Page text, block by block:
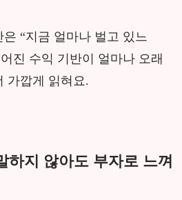
“지금 얼마나 벌고 있느
진 수익 기반이 얼마나 오래
가깝게 읽혀요.
하지 않아도 부자로 느껴